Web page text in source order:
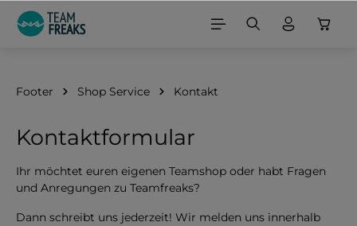
springen
Footer Shop Service Kontakt
Kontaktformular
Ihr möchtet euren eigenen Teamshop oder habt Fragen
und Anregungen zu Teamfreaks?
Dann schreibt uns jederzeit! Wir melden uns innerhalb